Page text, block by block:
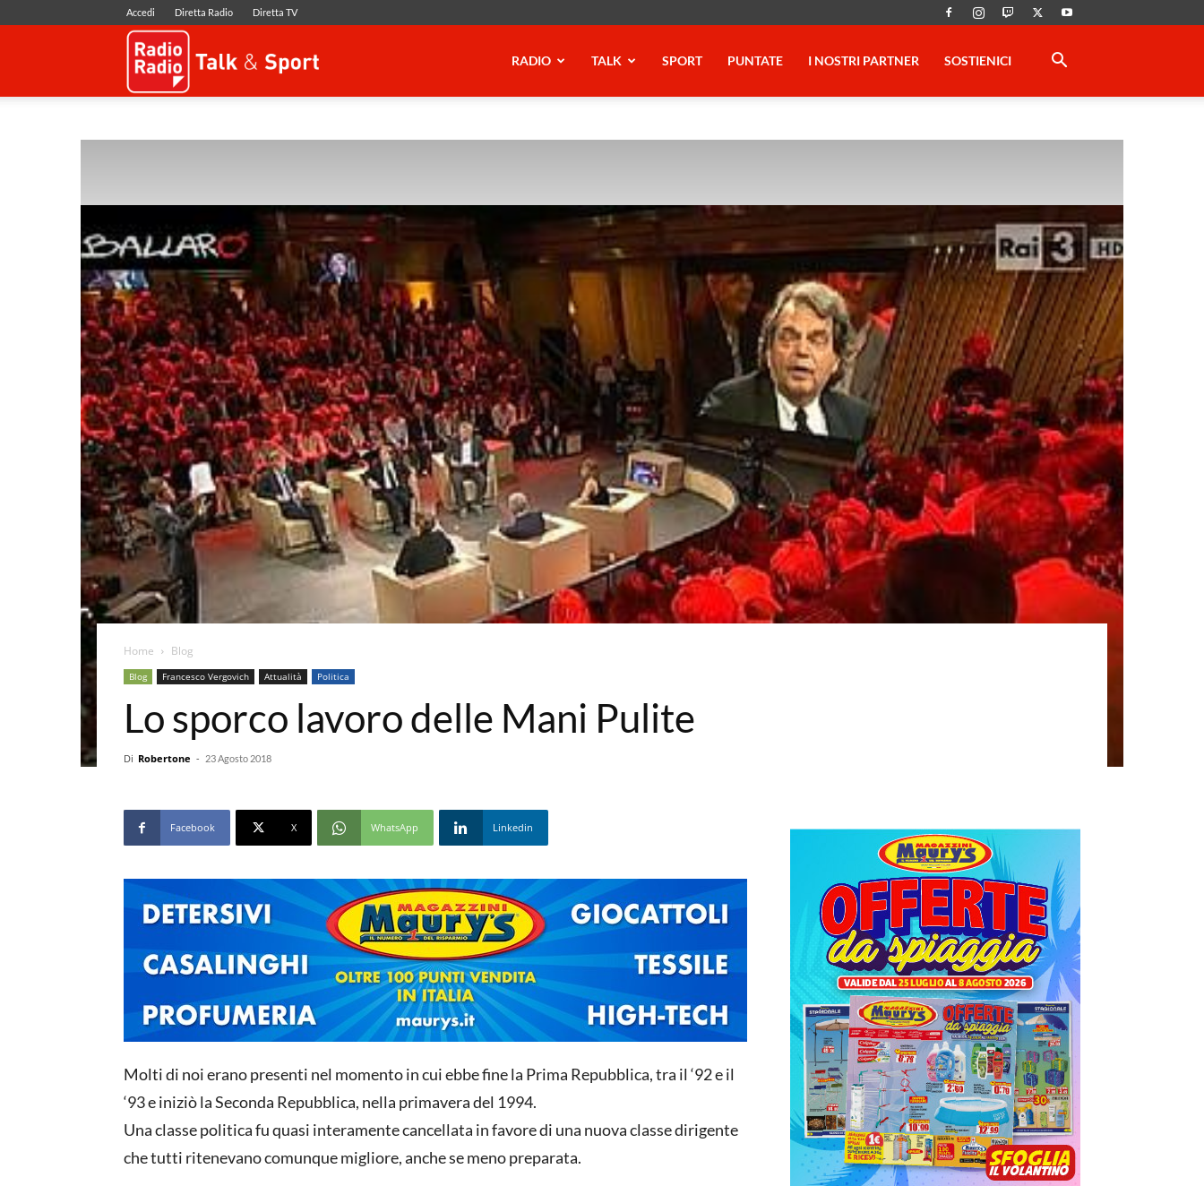
Accedi Diretta Radio Diretta TV
RADIO TALK SPORT PUNTATE I NOSTRI PARTNER SOSTIENICI
Home Blog
Blog Francesco Vergovich Attualità Politica
Lo sporco lavoro delle Mani Pulite
Di Robertone - 23 Agosto 2018
Facebook X WhatsApp Linkedin
Molti di noi erano presenti nel momento in cui ebbe fine la Prima Repubblica, tra il ‘92 e il
‘93 e iniziò la Seconda Repubblica, nella primavera del 1994.
Una classe politica fu quasi interamente cancellata in favore di una nuova classe dirigente
che tutti ritenevano comunque migliore, anche se meno preparata.